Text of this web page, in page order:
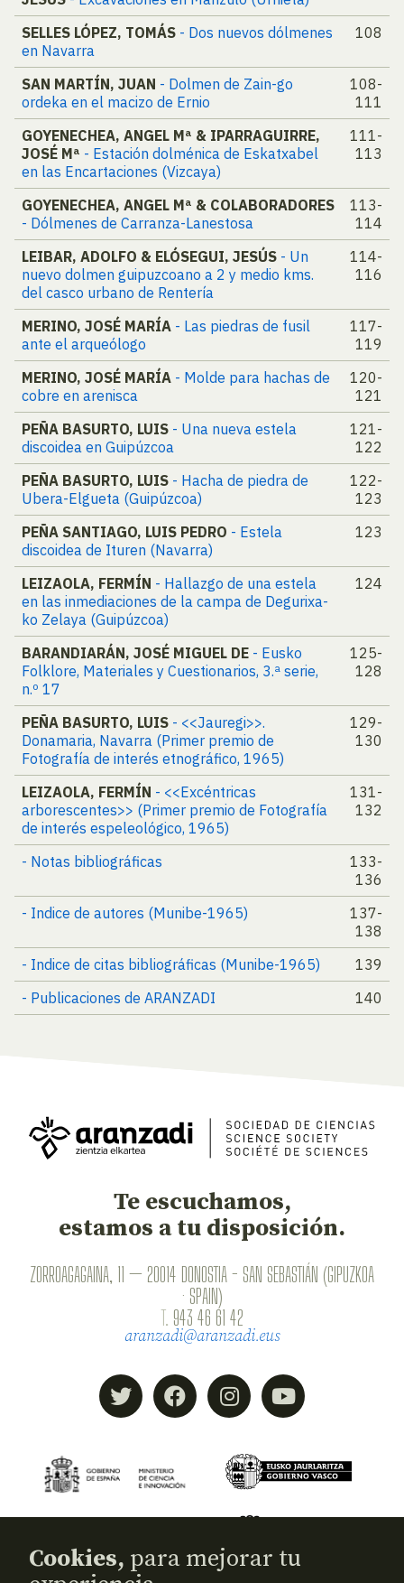
SELLES LÓPEZ, TOMÁS - Dos nuevos dólmenes
en Navarra
108
SAN MARTÍN, JUAN - Dolmen de Zain-go
ordeka en el macizo de Ernio
108-
111
GOYENECHEA, ANGEL Mª & IPARRAGUIRRE,
JOSÉ Mª - Estación dolménica de Eskatxabel
en las Encartaciones (Vizcaya)
111-
113
GOYENECHEA, ANGEL Mª & COLABORADORES
- Dólmenes de Carranza-Lanestosa
113-
114
LEIBAR, ADOLFO & ELÓSEGUI, JESÚS - Un
nuevo dolmen guipuzcoano a 2 y medio kms.
del casco urbano de Rentería
114-
116
MERINO, JOSÉ MARÍA - Las piedras de fusil
ante el arqueólogo
117-
119
MERINO, JOSÉ MARÍA - Molde para hachas de
cobre en arenisca
120-
121
PEÑA BASURTO, LUIS - Una nueva estela
discoidea en Guipúzcoa
121-
122
PEÑA BASURTO, LUIS - Hacha de piedra de
Ubera-Elgueta (Guipúzcoa)
122-
123
PEÑA SANTIAGO, LUIS PEDRO - Estela
discoidea de Ituren (Navarra)
123
LEIZAOLA, FERMÍN - Hallazgo de una estela
en las inmediaciones de la campa de Degurixa-
ko Zelaya (Guipúzcoa)
124
BARANDIARÁN, JOSÉ MIGUEL DE - Eusko
Folklore, Materiales y Cuestionarios, 3.ª serie,
n.º 17
125-
128
PEÑA BASURTO, LUIS - <<Jauregi>>.
Donamaria, Navarra (Primer premio de
Fotografía de interés etnográfico, 1965)
129-
130
LEIZAOLA, FERMÍN - <<Excéntricas
arborescentes>> (Primer premio de Fotografía
de interés espeleológico, 1965)
131-
132
- Notas bibliográficas
133-
136
- Indice de autores (Munibe-1965)
137-
138
- Indice de citas bibliográficas (Munibe-1965)
139
- Publicaciones de ARANZADI
140
Te escuchamos,
estamos a tu disposición.
ZORROAGAGAINA, 11 — 20014 DONOSTIA - SAN SEBASTIÁN (GIPUZKOA
· SPAIN)
T. 943 46 61 42
aranzadi@aranzadi.eus
Cookies, para mejorar tu